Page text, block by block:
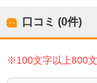
口コミ (0件)
※100文字以上800